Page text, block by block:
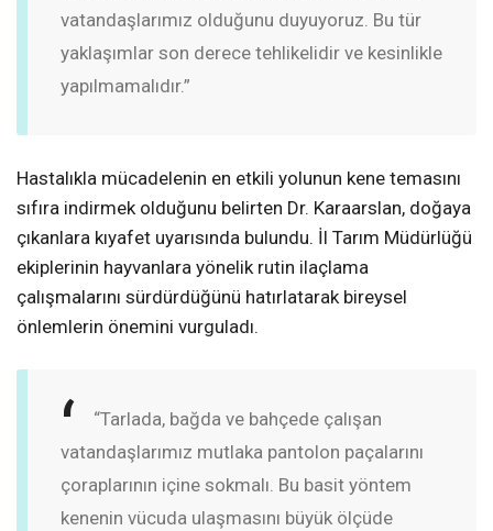
vatandaşlarımız olduğunu duyuyoruz. Bu tür
yaklaşımlar son derece tehlikelidir ve kesinlikle
yapılmamalıdır.”
Hastalıkla mücadelenin en etkili yolunun kene temasını
sıfıra indirmek olduğunu belirten Dr. Karaarslan, doğaya
çıkanlara kıyafet uyarısında bulundu. İl Tarım Müdürlüğü
ekiplerinin hayvanlara yönelik rutin ilaçlama
çalışmalarını sürdürdüğünü hatırlatarak bireysel
önlemlerin önemini vurguladı.
“Tarlada, bağda ve bahçede çalışan
vatandaşlarımız mutlaka pantolon paçalarını
çoraplarının içine sokmalı. Bu basit yöntem
kenenin vücuda ulaşmasını büyük ölçüde